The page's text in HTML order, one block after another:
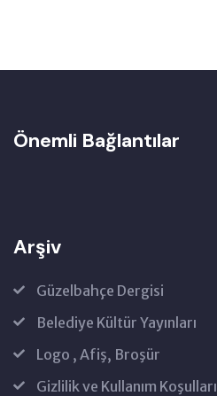
Önemli Bağlantılar
Arşiv
Güzelbahçe Dergisi
Belediye Kültür Yayınları
Logo , Afiş, Broşür
Gizlilik ve Kullanım Koşulları